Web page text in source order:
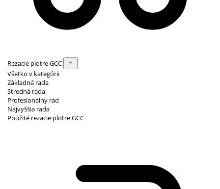
Rezacie plotre GCC
Všetko v kategórii
Základná rada
Stredná rada
Profesionálny rad
Najvyššia rada
Použité rezacie plotre GCC